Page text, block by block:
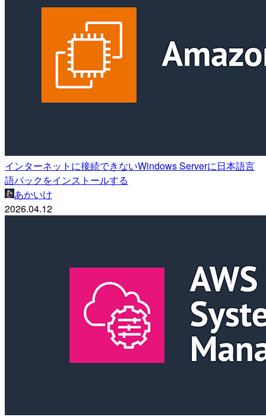
インターネットに接続できないWindows Serverに日本語言
語パックをインストールする
あかいけ
2026.04.12